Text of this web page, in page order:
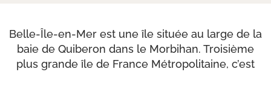
Belle-Île-en-Mer est une île située au large de la
baie de Quiberon dans le Morbihan. Troisième
plus grande île de France Métropolitaine, c’est